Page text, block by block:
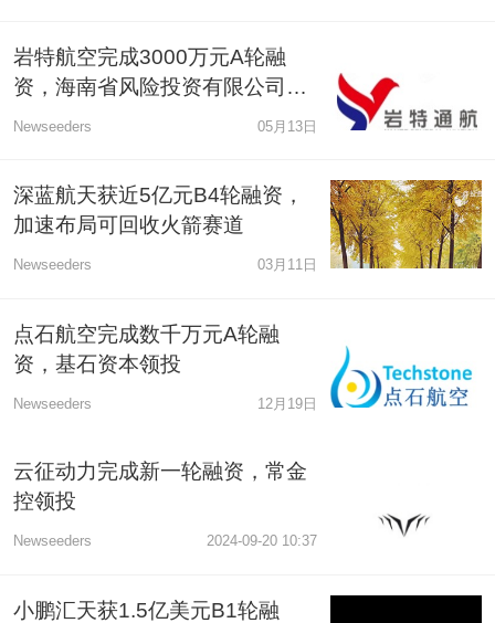
岩特航空完成3000万元A轮融
资，海南省风险投资有限公司投
资
Newseeders 05月13日
深蓝航天获近5亿元B4轮融资，
加速布局可回收火箭赛道
Newseeders 03月11日
点石航空完成数千万元A轮融
资，基石资本领投
Newseeders 12月19日
云征动力完成新一轮融资，常金
控领投
Newseeders 2024-09-20 10:37
小鹏汇天获1.5亿美元B1轮融